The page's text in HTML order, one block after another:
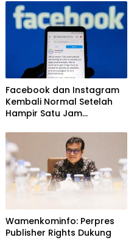
Facebook dan Instagram
Kembali Normal Setelah
Hampir Satu Jam
Wamenkominfo: Perpres
Publisher Rights Dukung